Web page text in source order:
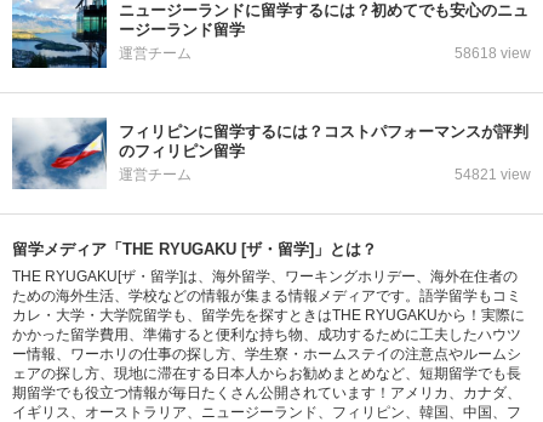
ニュージーランドに留学するには？初めてでも安心のニュ
ージーランド留学
運営チーム 58618 view
フィリピンに留学するには？コストパフォーマンスが評判
のフィリピン留学
運営チーム 54821 view
留学メディア「THE RYUGAKU [ザ・留学]」とは？
THE RYUGAKU[ザ・留学]は、海外留学、ワーキングホリデー、海外在住者の
ための海外生活、学校などの情報が集まる情報メディアです。語学留学もコミ
カレ・大学・大学院留学も、留学先を探すときはTHE RYUGAKUから！実際に
かかった留学費用、準備すると便利な持ち物、成功するために工夫したハウツ
ー情報、ワーホリの仕事の探し方、学生寮・ホームステイの注意点やルームシ
ェアの探し方、現地に滞在する日本人からお勧めまとめなど、短期留学でも長
期留学でも役立つ情報が毎日たくさん公開されています！アメリカ、カナダ、
イギリス、オーストラリア、ニュージーランド、フィリピン、韓国、中国、フ